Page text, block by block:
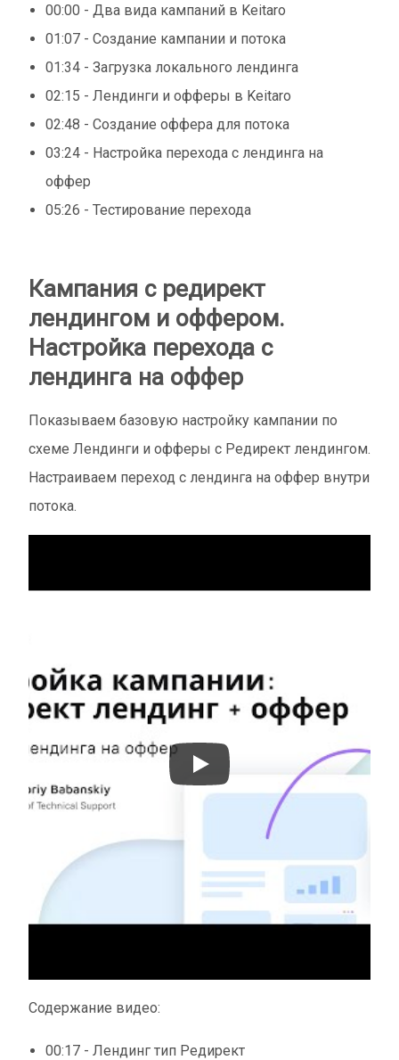
00:00 - Два вида кампаний в Keitaro
01:07 - Создание кампании и потока
01:34 - Загрузка локального лендинга
02:15 - Лендинги и офферы в Keitaro
02:48 - Создание оффера для потока
03:24 - Настройка перехода с лендинга на
оффер
05:26 - Тестирование перехода
Кампания с редирект
лендингом и оффером.
Настройка перехода с
лендинга на оффер
Показываем базовую настройку кампании по
схеме Лендинги и офферы с Редирект лендингом.
Настраиваем переход с лендинга на оффер внутри
потока.
Содержание видео:
00:17 - Лендинг тип Редирект